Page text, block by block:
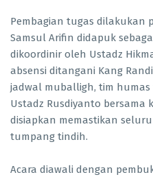
Pembagian tugas dilakukan
Samsul Arifin didapuk
dikoordinir oleh Ustadz
absensi ditangani Kang
jadwal muballigh, tim humas
Ustadz Rusdiyanto
disiapkan memastikan
tumpang tindih.
Acara diawali dengan